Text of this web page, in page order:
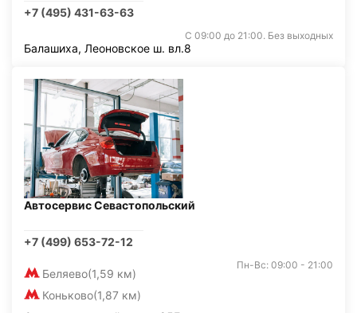
+7 (495) 431-63-63
С 09:00 до 21:00. Без выходных
Балашиха, Леоновское ш. вл.8
Автосервис Севастопольский
+7 (499) 653-72-12
Беляево(1,59 км)
Коньково(1,87 км)
Пн-Вс: 09:00 - 21:00